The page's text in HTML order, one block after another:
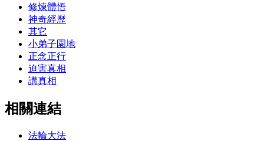
修煉體悟
神奇經歷
其它
小弟子園地
正念正行
迫害真相
講真相
相關連結
法輪大法